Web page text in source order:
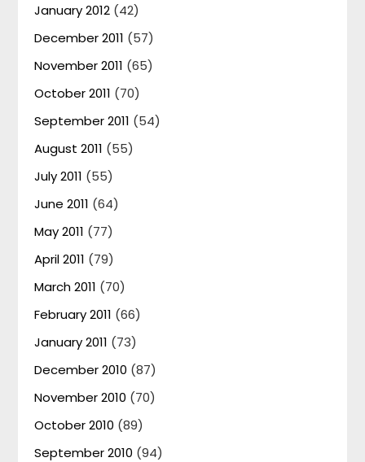
January 2012 (42)
December 2011 (57)
November 2011 (65)
October 2011 (70)
September 2011 (54)
August 2011 (55)
July 2011 (55)
June 2011 (64)
May 2011 (77)
April 2011 (79)
March 2011 (70)
February 2011 (66)
January 2011 (73)
December 2010 (87)
November 2010 (70)
October 2010 (89)
September 2010 (94)